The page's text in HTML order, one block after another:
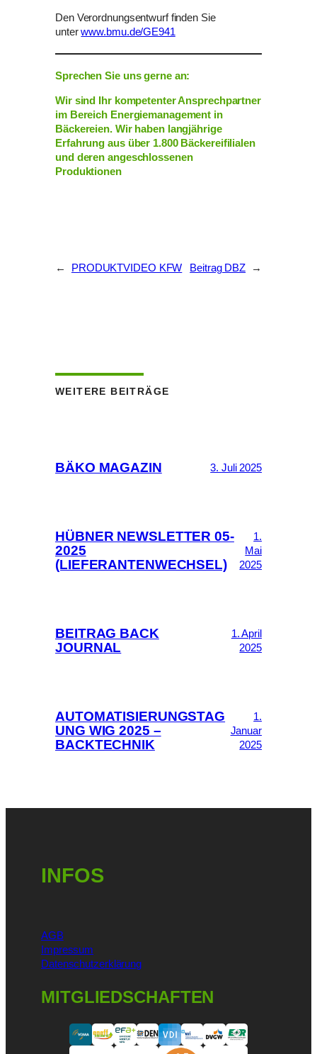
Den Verordnungsentwurf finden Sie
unterwww.bmu.de/GE941
Sprechen Sie uns gerne an:
Wir sind Ihr kompetenter Ansprechpartner
im Bereich Energiemanagement in
Bäckereien. Wir haben langjährige
Erfahrung aus über 1.800 Bäckereifilialen
und deren angeschlossenen
Produktionen
← PRODUKTVIDEO KFW Beitrag DBZ →
WEITERE BEITRÄGE
BÄKO MAGAZIN 3. Juli 2025
HÜBNER NEWSLETTER 05-
2025
(LIEFERANTENWECHSEL)
1.
Mai
2025
BEITRAG BACK
JOURNAL
1. April
2025
AUTOMATISIERUNGSTAG
UNG WIG 2025 –
BACKTECHNIK
1.
Januar
2025
INFOS
AGB
Impressum
Datenschutzerklärung
MITGLIEDSCHAFTEN